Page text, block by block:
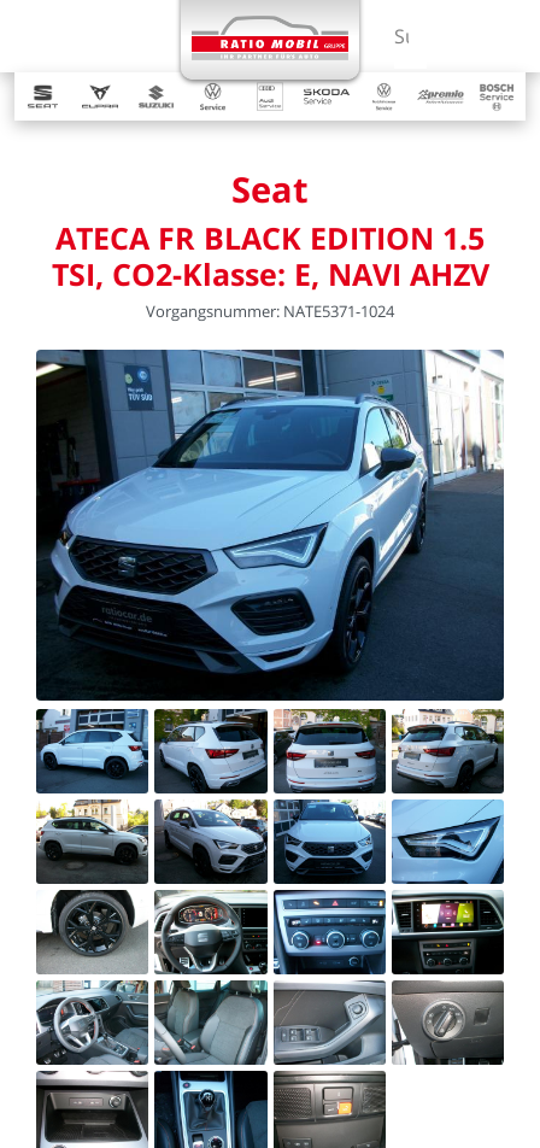
Suchbegriff
Seat
ATECA FR BLACK EDITION 1.5
TSI, CO2-Klasse: E, NAVI AHZV
Vorgangsnummer: NATE5371-1024